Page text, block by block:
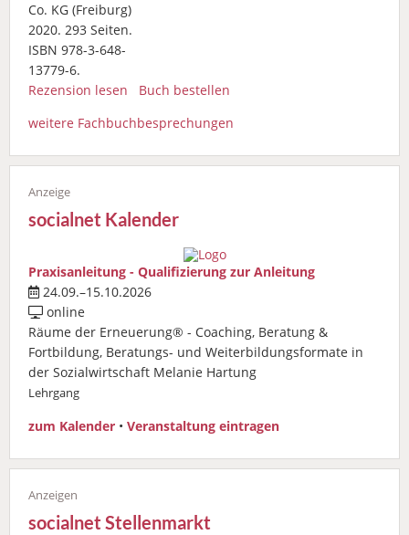
Co. KG (Freiburg)
2020. 293 Seiten.
ISBN 978-3-648-
13779-6.
Rezension lesen
Buch bestellen
weitere Fachbuchbesprechungen
socialnet Kalender
Praxisanleitung - Qualifizierung zur Anleitung
24.09.–15.10.2026
online
Räume der Erneuerung® - Coaching, Beratung &
Fortbildung, Beratungs- und Weiterbildungsformate in
der Sozialwirtschaft Melanie Hartung
Lehrgang
zum Kalender • Veranstaltung eintragen
socialnet Stellenmarkt